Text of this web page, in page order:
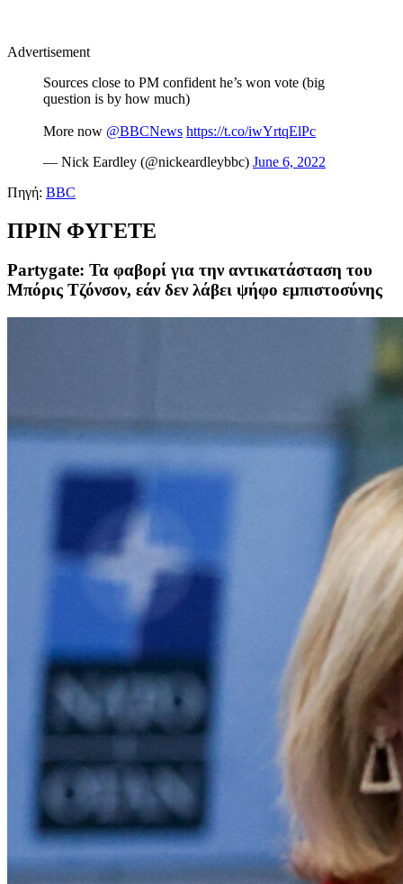
Advertisement
Sources close to PM confident he’s won vote (big
question is by how much)
More now @BBCNews https://t.co/iwYrtqElPc
— Nick Eardley (@nickeardleybbc) June 6, 2022
Πηγή: BBC
ΠΡΙΝ ΦΥΓΕΤΕ
Partygate: Τα φαβορί για την αντικατάσταση του
Μπόρις Τζόνσον, εάν δεν λάβει ψήφο εμπιστοσύνης